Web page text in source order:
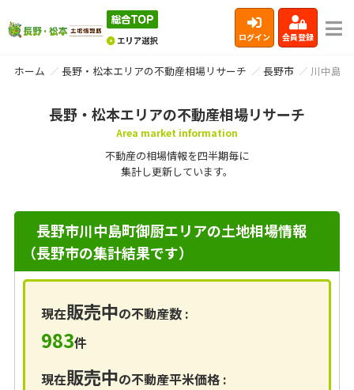
ログイン 会員登録
ホーム 長野・松本エリアの不動産相場リサーチ 長野市 川中島
長野・松本エリアの不動産相場リサーチ
Area market information
不動産の相場情報を四半期毎に
集計し更新しています。
長野市川中島町御厨エリアの土地相場情報
（長野市の集計結果です）
現在販売中の不動産数 :
983件
現在販売中の不動産平米価格 :